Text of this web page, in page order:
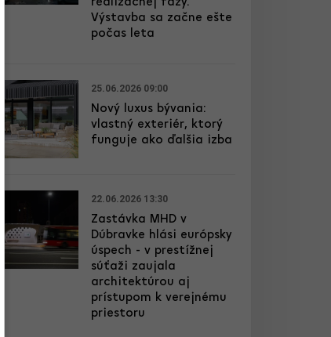
Výstavba sa začne ešte
počas leta
25.06.2026 09:00
Nový luxus bývania:
vlastný exteriér, ktorý
funguje ako ďalšia izba
22.06.2026 13:30
Zastávka MHD v
Dúbravke hlási európsky
úspech - v prestížnej
súťaži zaujala
architektúrou aj
prístupom k verejnému
priestoru